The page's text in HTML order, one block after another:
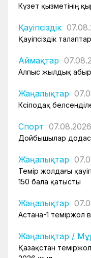
Күзет қызметінің
Қауіпсіздік
Қауіпсіздік
Аймақтар
Алпыс жылдық
Жаңалықтар
Кәсіподақ
Спорт 07.08.2026
Дойбышылар
Жаңалықтар
Темір жолдағы
150 бала қатысты
Жаңалықтар
Астана-1 теміржол
Жаңалықтар /
Қазақстан